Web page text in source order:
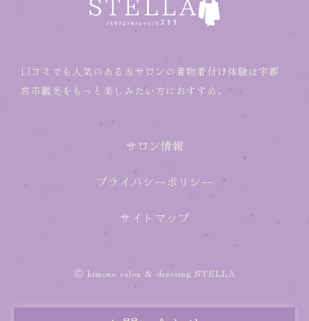
口コミでも人気のある当サロンの着物着付け体験は宇都
宮市観光をもっと楽しみたい方におすすめ。
サロン情報
プライバシーポリシー
サイトマップ
Ⓒ kimono salon & dressing STELLA